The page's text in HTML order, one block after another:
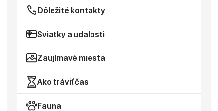
Dôležité kontakty
Sviatky a udalosti
Zaujímavé miesta
Ako tráviť čas
Fauna